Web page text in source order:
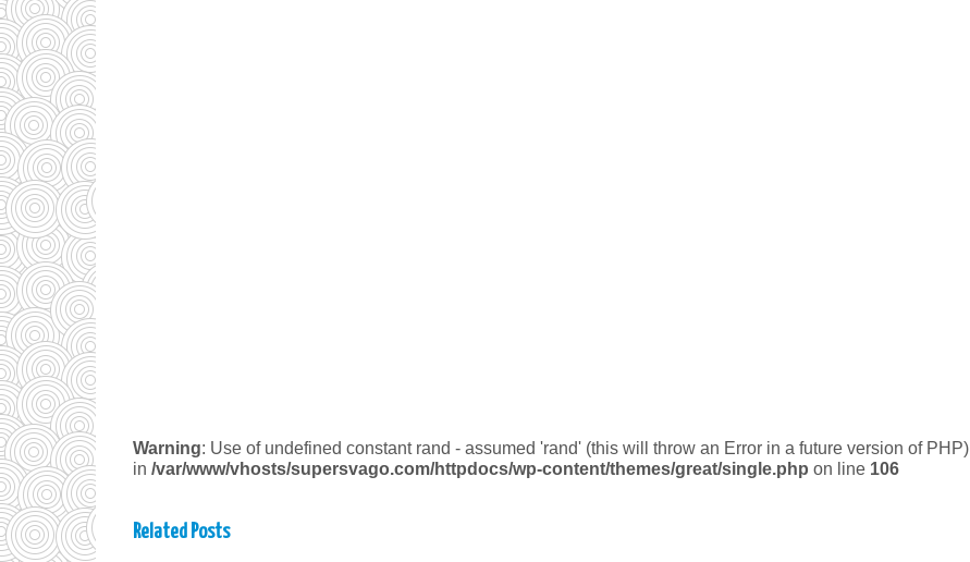
Warning: Use of undefined constant rand - assumed 'rand' (this will throw an Error in a future version of PHP)
in /var/www/vhosts/supersvago.com/httpdocs/wp-content/themes/great/single.php on line 106
Related Posts